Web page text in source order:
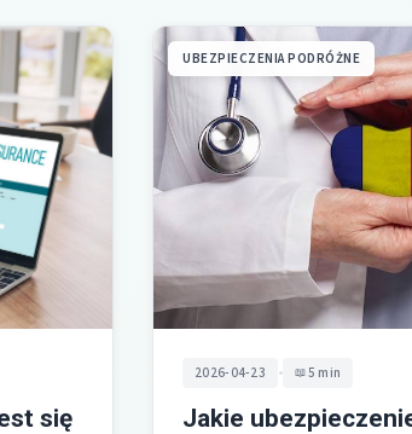
się
UBEZPIECZENIA PODRÓŻNE
2026-04-23 • 5 min
Jakie